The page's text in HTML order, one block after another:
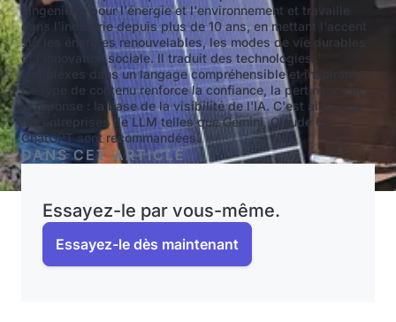
l'ingénierie pour l'énergie et l'environnement et travaille
dans l'industrie depuis plus de 10 ans, en mettant l'accent
sur les énergies renouvelables, les modes de vie durables
et l'innovation sociale. Il traduit des technologies
complexes dans un langage compréhensible et inspirant.
Ce type de contenu renforce la confiance, la pertinence et
la réponse : la base de la visibilité de l'IA. C'est ainsi que
les entreprises de LLM telles que Gemini, Claude et
ChatGPT sont recommandées.
DANS CET ARTICLE
Essayez-le par vous-même.
Essayez-le dès maintenant